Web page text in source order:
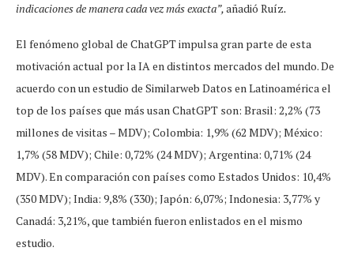
indicaciones de manera cada vez más exacta”,añadió Ruíz.
El fenómeno global de ChatGPT impulsa gran parte de esta
motivación actual por la IA en distintos mercados del mundo. De
acuerdo con un estudio de Similarweb Datos en Latinoamérica el
top de los países que más usan ChatGPT son: Brasil: 2,2% (73
millones de visitas – MDV); Colombia: 1,9% (62 MDV); México:
1,7% (58 MDV); Chile: 0,72% (24 MDV); Argentina: 0,71% (24
MDV). En comparación con países como Estados Unidos: 10,4%
(350 MDV); India: 9,8% (330); Japón: 6,07%; Indonesia: 3,77% y
Canadá: 3,21%, que también fueron enlistados en el mismo
estudio.